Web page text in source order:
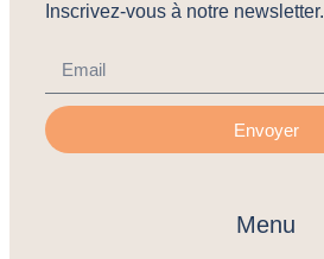
Inscrivez-vous à notre newsletter.
Envoyer
Menu